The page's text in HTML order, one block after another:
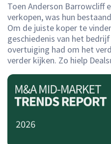
Toen Anderson Barrowcliff
verkopen, was hun
Om de juiste koper te
geschiedenis van het
overtuiging had om het
verder kijken. Zo hielp